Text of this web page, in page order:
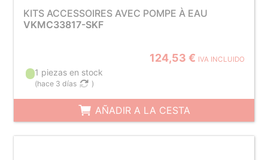
KITS ACCESSOIRES AVEC POMPE À EAU
VKMC33817-SKF
124,53 € IVA INCLUIDO
1 piezas en stock
(hace 3 días )
AÑADIR A LA CESTA